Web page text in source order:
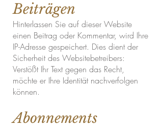
Beiträgen
Hinterlassen Sie auf dieser Website
einen Beitrag oder Kommentar, wird Ihre
IP-Adresse gespeichert. Dies dient der
Sicherheit des Websitebetreibers:
Verstößt Ihr Text gegen das Recht,
möchte er Ihre Identität nachverfolgen
können.
Abonnements